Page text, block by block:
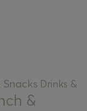
Snacks Drinks &
&